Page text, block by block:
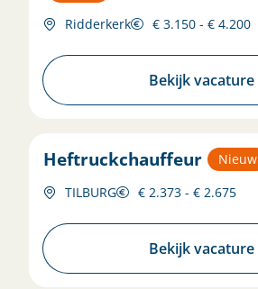
Ridderkerk
€ 3.150 - € 4.200
Bekijk vacature
Heftruckchauffeur
Nieuw
TILBURG
€ 2.373 - € 2.675
Bekijk vacature